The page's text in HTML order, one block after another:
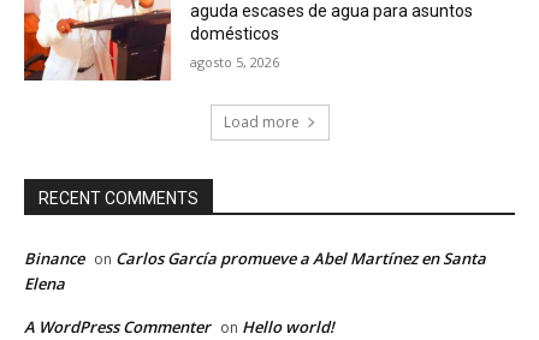
aguda escases de agua para asuntos
domésticos
agosto 5, 2026
Load more
RECENT COMMENTS
Binance on Carlos García promueve a Abel Martínez en Santa
Elena
A WordPress Commenter on Hello world!